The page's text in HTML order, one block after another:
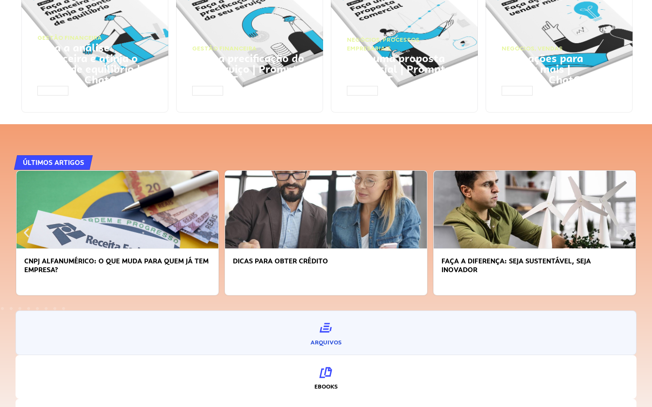
GESTÃO FINANCEIRA
Faça a análise
financeira e atinja o
ponto de equilíbrio |
Prompts ChatGPT
GESTÃO FINANCEIRA
Faça a precificação do
seu serviço | Prompts
ChatGPT
NEGÓCIOS,PROCESSOS
EMPRESARIAIS
Faça uma proposta
comercial | Prompts
ChatGPT
NEGÓCIOS, VENDAS
Faça ações para
vender mais |
Prompts ChatGPT
ÚLTIMOS ARTIGOS
CNPJ ALFANUMÉRICO: O QUE MUDA PARA QUEM JÁ TEM
EMPRESA?
DICAS PARA OBTER CRÉDITO
FAÇA A DIFERENÇA: SEJA SUSTENTÁVEL, SEJA
INOVADOR
ARQUIVOS
EBOOKS